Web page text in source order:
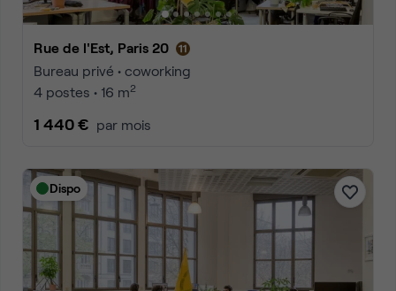
Rue de l'Est, Paris 20
Bureau privé • coworking
4 postes • 16 m2
1 440 € par mois
Dispo